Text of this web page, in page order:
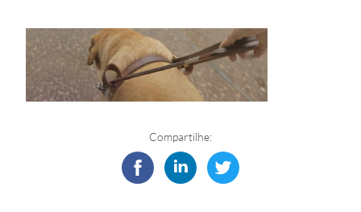
Compartilhe: